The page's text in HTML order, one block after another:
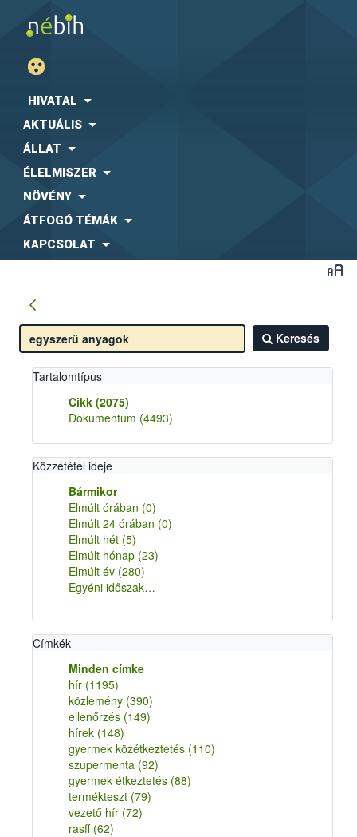
HIVATAL
AKTUÁLIS
ÁLLAT
ÉLELMISZER
NÖVÉNY
ÁTFOGÓ TÉMÁK
KAPCSOLAT
Keresés
Tartalomtípus
Cikk (2075)
Dokumentum (4493)
Közzététel ideje
Bármikor
Elmúlt órában (0)
Elmúlt 24 órában (0)
Elmúlt hét (5)
Elmúlt hónap (23)
Elmúlt év (280)
Egyéni időszak…
Címkék
Minden címke
hír (1195)
közlemény (390)
ellenőrzés (149)
hírek (148)
gyermek közétkeztetés (110)
szupermenta (92)
gyermek étkeztetés (88)
termékteszt (79)
vezető hír (72)
rasff (62)